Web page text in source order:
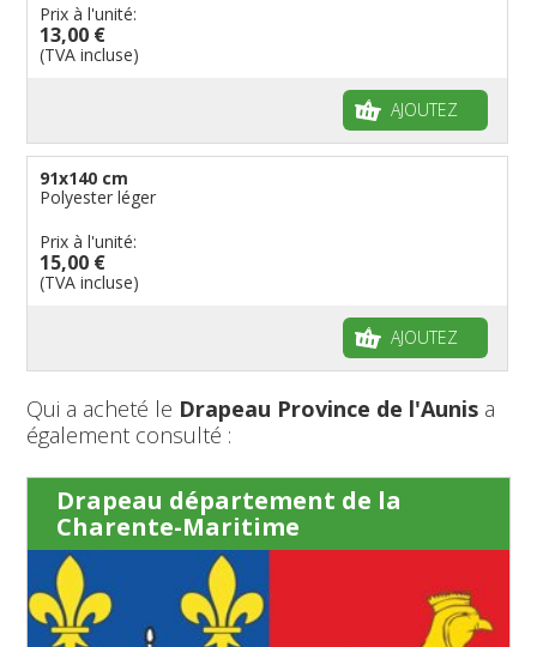
Prix à l'unité:
13,00 €
(TVA incluse)
AJOUTEZ
91x140 cm
Polyester léger
Prix à l'unité:
15,00 €
(TVA incluse)
AJOUTEZ
Qui a acheté le Drapeau Province de l'Aunis a
également consulté :
Drapeau département de la
Charente-Maritime